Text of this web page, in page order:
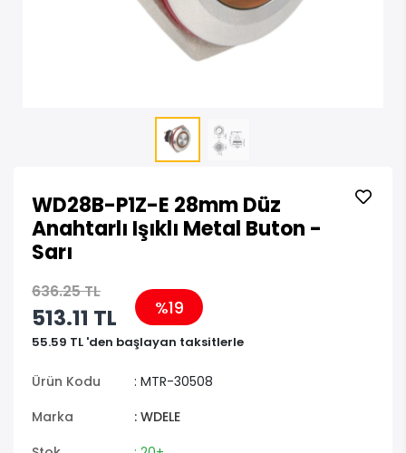
WD28B-P1Z-E 28mm Düz
Anahtarlı Işıklı Metal Buton -
Sarı
636.25 TL
513.11 TL %19
55.59 TL 'den başlayan taksitlerle
Ürün Kodu
: MTR-30508
Marka
: WDELE